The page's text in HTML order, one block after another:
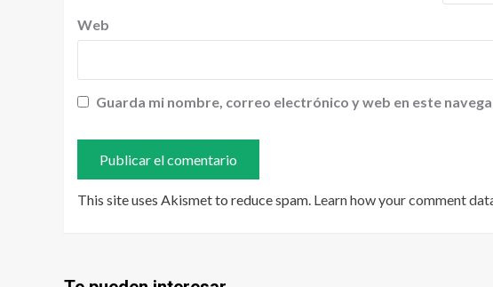
Web
Guarda mi nombre, correo electrónico y web en este
This site uses Akismet to reduce spam. Learn how your comment